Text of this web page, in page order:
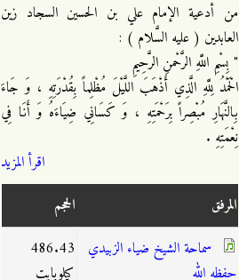
من أدعية الإمام علي بن الحسين السجاد زين
العابدين ( عليه السَّلام ) :
" بِسْمِ اللَّهِ الرَّحْمنِ الرَّحِيمِ
الْحَمْدُ لِلَّهِ الَّذِي أَذْهَبَ اللَّيْلَ مُظْلِماً بِقُدْرَتِهِ ، وَ جَاءَ
بِالنَّهَارِ مُبْصِراً بِرَحْمَتِهِ ، وَ كَسَانِي ضِيَاءَهُ وَ أَنَا فِي
نِعْمَتِهِ .
اقرأ المزيد
المرفق
الحجم
سماحة الشيخ ضياء الزبيدي
حفظه الله
486.43
كيلوبايت